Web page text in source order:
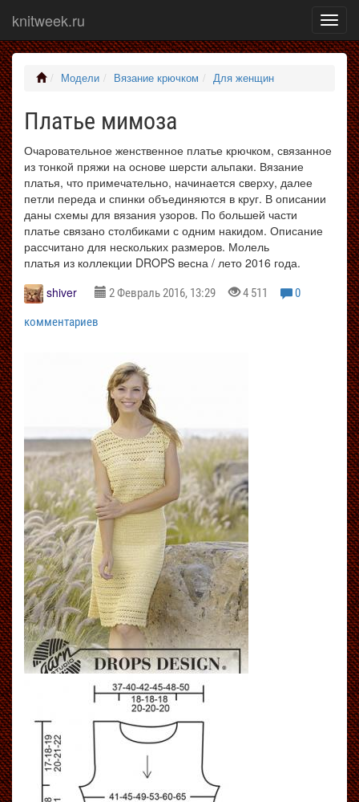
меню
knitweek.ru
Модели Вязание крючком Для женщин
Платье мимоза
Очаровательное женственное платье крючком, связанное
из тонкой пряжи на основе шерсти альпаки. Вязание
платья, что примечательно, начинается сверху, далее
петли переда и спинки объединяются в круг. В описании
даны схемы для вязания узоров. По большей части
платье связано столбиками с одним накидом. Описание
рассчитано для нескольких размеров. Молель
платья из коллекции DROPS весна / лето 2016 года.
shiver
2 Февраль 2016, 13:29 4 511
0
комментариев